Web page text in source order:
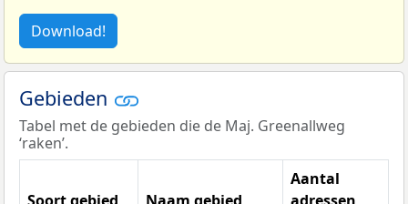
Download!
Gebieden
Tabel met de gebieden die de Maj. Greenallweg
‘raken’.
Aantal